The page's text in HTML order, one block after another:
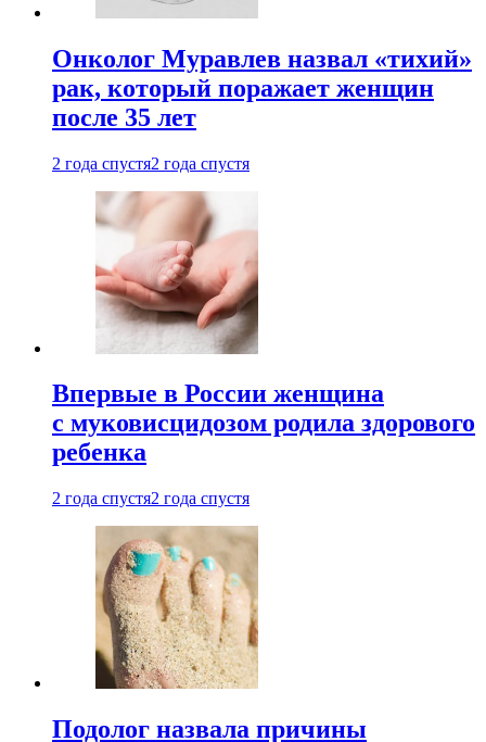
Онколог Муравлев назвал «тихий»
рак, который поражает женщин
после 35 лет
2 года спустя2 года спустя
Впервые в России женщина
с муковисцидозом родила здорового
ребенка
2 года спустя2 года спустя
Подолог назвала причины